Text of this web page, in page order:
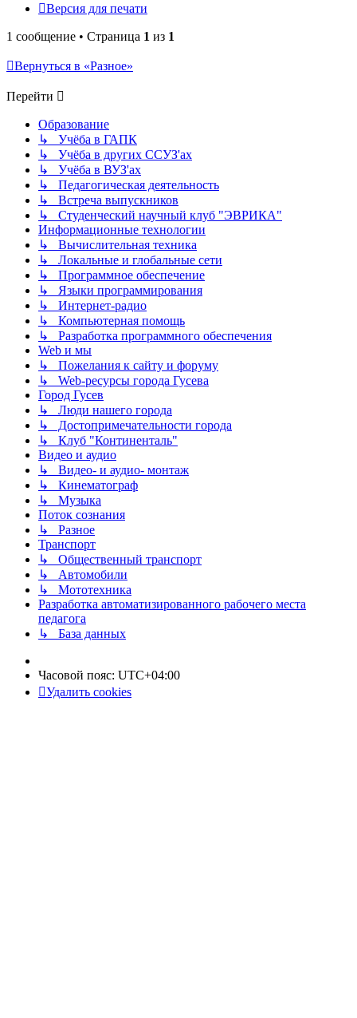
Версия для печати
1 сообщение • Страница 1 из 1
Вернуться в «Разное»
Перейти
Образование
↳ Учёба в ГАПК
↳ Учёба в других ССУЗ'ах
↳ Учёба в ВУЗ'ах
↳ Педагогическая деятельность
↳ Встреча выпускников
↳ Студенческий научный клуб "ЭВРИКА"
Информационные технологии
↳ Вычислительная техника
↳ Локальные и глобальные сети
↳ Программное обеспечение
↳ Языки программирования
↳ Интернет-радио
↳ Компьютерная помощь
↳ Разработка программного обеспечения
Web и мы
↳ Пожелания к сайту и форуму
↳ Web-ресурсы города Гусева
Город Гусев
↳ Люди нашего города
↳ Достопримечательности города
↳ Клуб "Континенталь"
Видео и аудио
↳ Видео- и аудио- монтаж
↳ Кинематограф
↳ Музыка
Поток сознания
↳ Разное
Транспорт
↳ Общественный транспорт
↳ Автомобили
↳ Мототехника
Разработка автоматизированного рабочего места
педагога
↳ База данных
Часовой пояс: UTC+04:00
Удалить cookies